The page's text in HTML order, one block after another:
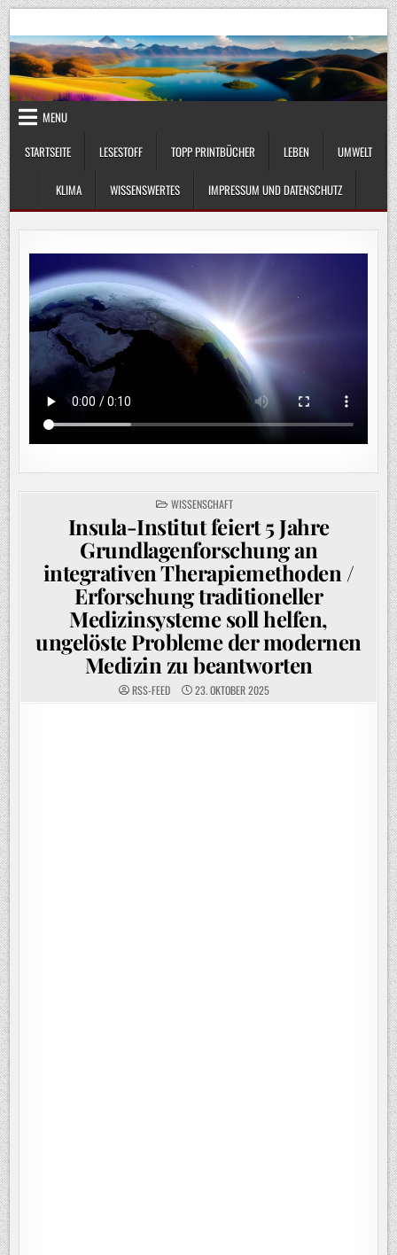
Skip
to
content
UmweltKlima.com
MENU
STARTSEITE
LESESTOFF TOPP PRINTBÜCHER LEBEN UMWELT
KLIMA WISSENSWERTES IMPRESSUM UND DATENSCHUTZ
POSTED
IN
WISSENSCHAFT
Insula-Institut feiert 5 Jahre
Grundlagenforschung an
integrativen Therapiemethoden /
Erforschung traditioneller
Medizinsysteme soll helfen,
ungelöste Probleme der modernen
Medizin zu beantworten
RSS-FEED 23. OKTOBER 2025